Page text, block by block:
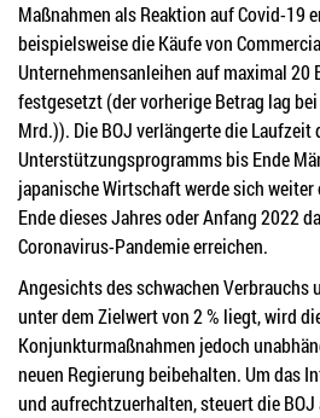
Maßnahmen als Reaktion auf Covid-19
beispielsweise die Käufe von
Unternehmensanleihen auf maximal 20
festgesetzt (der vorherige Betrag lag
Mrd.)). Die BOJ verlängerte die Laufzeit
Unterstützungsprogramms bis Ende
japanische Wirtschaft werde sich
Ende dieses Jahres oder Anfang 2022
Coronavirus-Pandemie erreichen.
Angesichts des schwachen Verbrauchs
unter dem Zielwert von 2 % liegt, wird
Konjunkturmaßnahmen jedoch
neuen Regierung beibehalten. Um das
und aufrechtzuerhalten, steuert die